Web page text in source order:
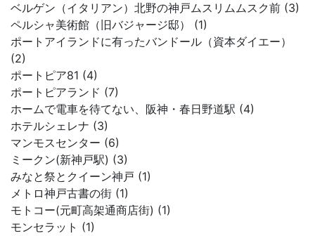
ベルゲン（イタリアン）北野の神戸ムスリムムスク前 (3)
ペルシャ美術館（旧バジャージ邸） (1)
ポートアイランドに有ったバンドール（資本ダイエー）
(2)
ポートピア81 (4)
ポートピアランド (7)
ホームで電車を待てない、阪神・春日野道駅 (4)
ホテルシェレナ (3)
マンモスセンター (6)
ミークン(新神戸駅) (3)
みなと祭とクイーン神戸 (1)
メトロ神戸古書の街 (1)
モトコー(元町高架通商店街) (1)
モンセラット (1)